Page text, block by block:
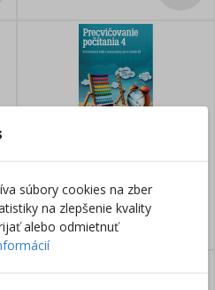
Skladom
5,40 €
súbory cookies na zber
na zlepšenie kvality
alebo odmietnuť